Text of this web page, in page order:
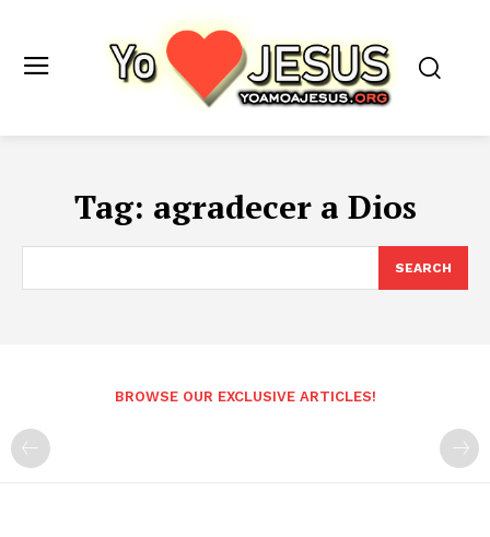
Tag: agradecer a Dios
SEARCH
BROWSE OUR EXCLUSIVE ARTICLES!